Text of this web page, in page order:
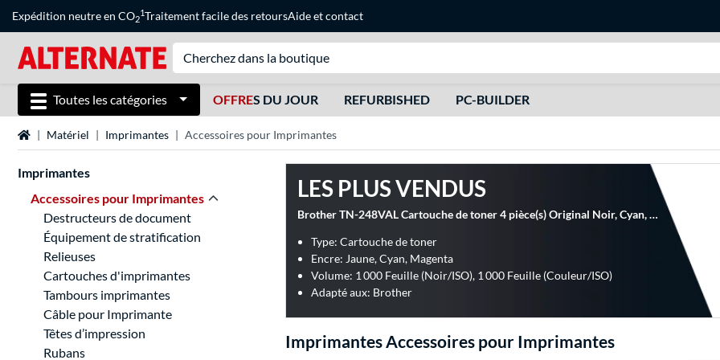
Expédition neutre en CO2
1Traitement facile des retoursAideetcontact
Toutes les catégories OFFRES DU JOUR REFURBISHED PC-BUILDER
Page d'accueil
Matériel Imprimantes Accessoires pour Imprimantes
Imprimantes
Accessoires pour Imprimantes
Destructeurs de document
Équipement de stratification
Relieuses
Cartouches d'imprimantes
Tambours imprimantes
Câble pour Imprimante
Têtes d’impression
Rubans
LES PLUS VENDUS
Brother TN-248VAL Cartouche de toner 4 pièce(s) Original Noir, Cyan, Magenta, Jaune
Type: Cartouche de toner
Encre: Jaune, Cyan, Magenta
Volume: 1 000 Feuille (Noir/ISO), 1 000 Feuille (Couleur/ISO)
Adapté aux: Brother
Imprimantes Accessoires pour Imprimantes